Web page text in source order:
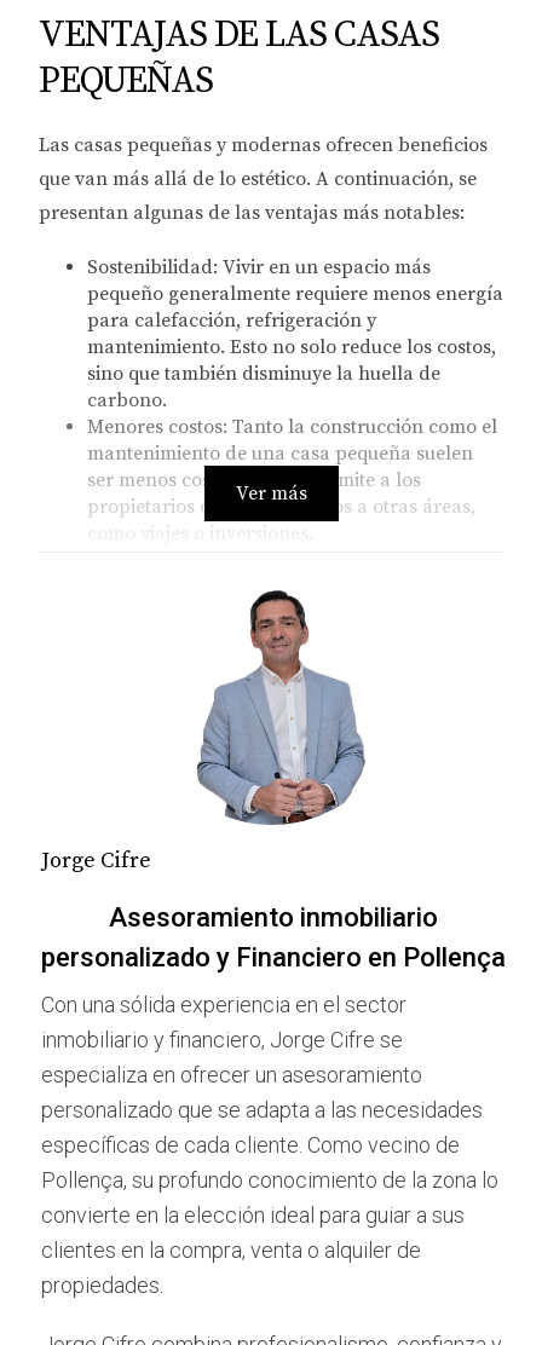
VENTAJAS DE LAS CASAS
PEQUEÑAS
Las casas pequeñas y modernas ofrecen beneficios
que van más allá de lo estético. A continuación, se
presentan algunas de las ventajas más notables:
Sostenibilidad: Vivir en un espacio más
pequeño generalmente requiere menos energía
para calefacción, refrigeración y
mantenimiento. Esto no solo reduce los costos,
sino que también disminuye la huella de
carbono.
Menores costos: Tanto la construcción como el
mantenimiento de una casa pequeña suelen
ser menos costosos. Esto permite a los
propietarios destinar recursos a otras áreas,
como viajes o inversiones.
pequeño significa menos áreas que limpiar y
mantener, lo que resulta en una vida más
simple y menos tiempo dedicado a las tareas
Estilo de vida minimalista:
La vida en una casa
pequeña fomenta el desapego de objetos
innecesarios, promoviendo un estilo de vida
más simple y centrado en lo que realmente
Flexibilidad en la ubicación:
pequeñas pueden construirse en terrenos más
grandes no son viables, permitiendo una
mayor variedad en la elección de la ubicación.
IDEAS DE CASAS PEQUEÑAS
Y MODERNAS
Las casas pequeñas y modernas pueden adoptar
diversas formas y estilos, adaptándose a diferentes
gustos y necesidades. Aquí se presentan algunas
ideas inspiradoras:
Casas prefabricadas
Las casas prefabricadas son una excelente opción
Ver más
Jorge Cifre
Asesoramiento inmobiliario
personalizado y Financiero en Pollença
Con una sólida experiencia en el sector
inmobiliario y financiero, Jorge Cifre se
especializa en ofrecer un asesoramiento
personalizado que se adapta a las necesidades
específicas de cada cliente. Como vecino de
Pollença, su profundo conocimiento de la zona lo
convierte en la elección ideal para guiar a sus
clientes en la compra, venta o alquiler de
propiedades.